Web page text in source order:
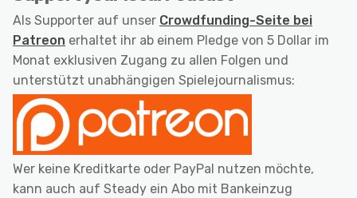
Als Supporter auf unser Crowdfunding-Seite bei
Patreon erhaltet ihr ab einem Pledge von 5 Dollar im
Monat exklusiven Zugang zu allen Folgen und
unterstützt unabhängigen Spielejournalismus:
Wer keine Kreditkarte oder PayPal nutzen möchte,
kann auch auf Steady ein Abo mit Bankeinzug